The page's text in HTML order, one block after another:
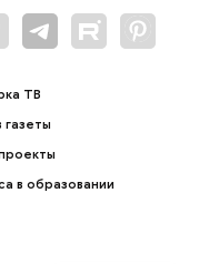
ТВ
газеты
в образовании